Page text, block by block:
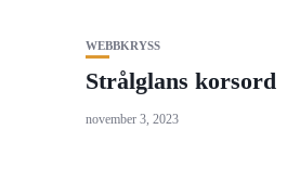
WEBBKRYSS
Strålglans korsord
november 3, 2023